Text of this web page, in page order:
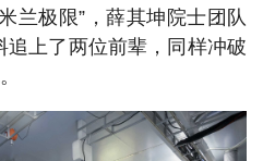
兰极限”，薛其坤院士团队
上了两位前辈，同样冲破